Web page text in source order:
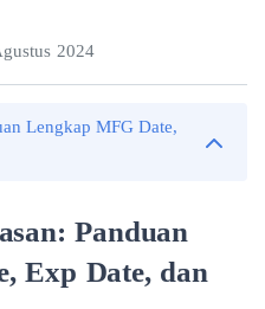
2024
Lengkap MFG Date,
Panduan
Exp Date, dan